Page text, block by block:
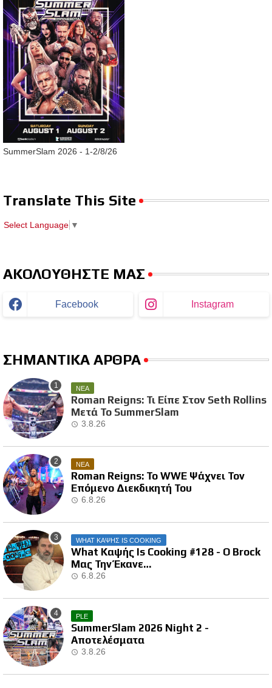
SummerSlam 2026 - 1-2/8/26
Translate This Site
Select Language ▼
ΑΚΟΛΟΥΘΗΣΤΕ ΜΑΣ
Facebook Instagram
ΣΗΜΑΝΤΙΚΑ ΑΡΘΡΑ
ΝΕΑ
Roman Reigns: Τι Είπε Στον Seth Rollins
Μετά Το SummerSlam
3.8.26
ΝΕΑ
Roman Reigns: Το WWE Ψάχνει Τον
Επόμενο Διεκδικητή Του
6.8.26
WHAT ΚΑΨΗΣ IS COOKING
What Καψής Is Cooking #128 - Ο Brock
Μας Την Έκανε…
6.8.26
PLE
SummerSlam 2026 Night 2 -
Αποτελέσματα
3.8.26